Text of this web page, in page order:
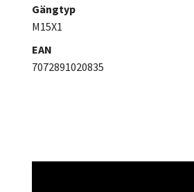
Gängtyp
M15X1
EAN
7072891020835